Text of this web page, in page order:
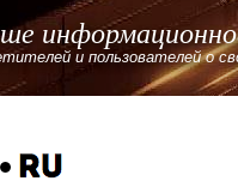
и пользователей о